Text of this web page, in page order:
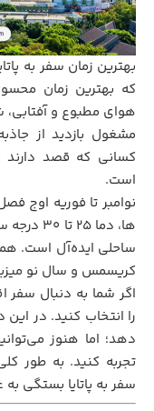
بهترین زمان سفر به
که بهترین زمان
هوای مطبوع و آفتابی،
مشغول بازدید از
کسانی که قصد دارند
است.
نوامبر تا فوریه اوج
ها، دما
ساحلی ایده‌آل است.
کریسمس و سال نو
اگر شما به دنبال سفر
را انتخاب کنید. در
دهد؛ اما هنوز
تجربه کنید. به طور
سفر به پاتایا بستگی